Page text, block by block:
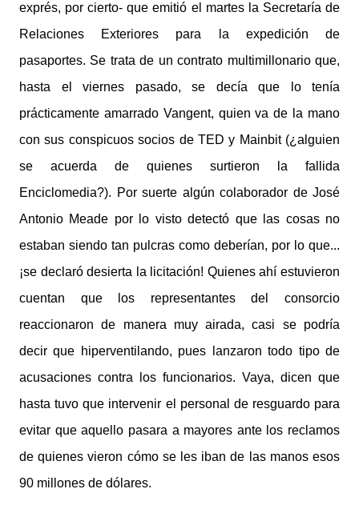
exprés, por cierto- que emitió el martes la Secretaría de
Relaciones Exteriores para la expedición de
pasaportes. Se trata de un contrato multimillonario que,
hasta el viernes pasado, se decía que lo tenía
prácticamente amarrado Vangent, quien va de la mano
con sus conspicuos socios de TED y Mainbit (¿alguien
se acuerda de quienes surtieron la fallida
Enciclomedia?). Por suerte algún colaborador de José
Antonio Meade por lo visto detectó que las cosas no
estaban siendo tan pulcras como deberían, por lo que...
¡se declaró desierta la licitación! Quienes ahí estuvieron
cuentan que los representantes del consorcio
reaccionaron de manera muy airada, casi se podría
decir que hiperventilando, pues lanzaron todo tipo de
acusaciones contra los funcionarios. Vaya, dicen que
hasta tuvo que intervenir el personal de resguardo para
evitar que aquello pasara a mayores ante los reclamos
de quienes vieron cómo se les iban de las manos esos
90 millones de dólares.